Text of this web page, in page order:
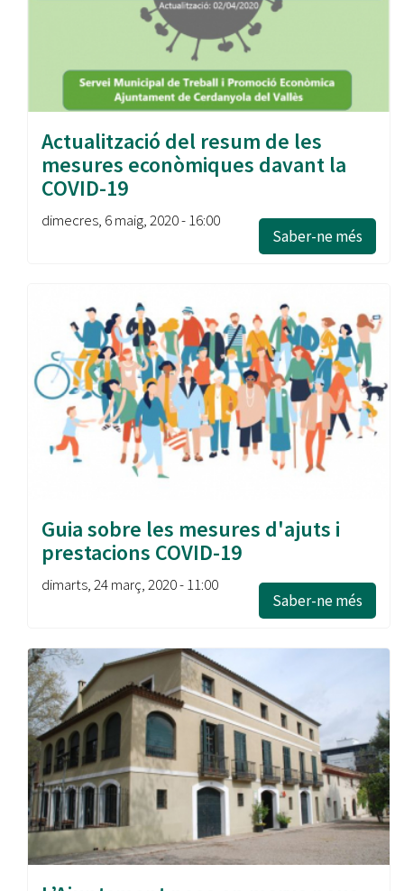
Actualització del resum de les
mesures econòmiques davant la
COVID-19
dimecres, 6 maig, 2020 - 16:00
Saber-ne més
Guia sobre les mesures d'ajuts i
prestacions COVID-19
dimarts, 24 març, 2020 - 11:00
Saber-ne més